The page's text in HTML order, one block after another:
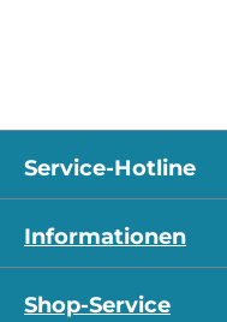
Service-Hotline
Informationen
Shop-Service